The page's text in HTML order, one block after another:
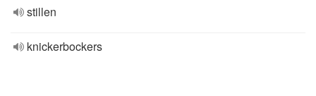
stillen
knickerbockers